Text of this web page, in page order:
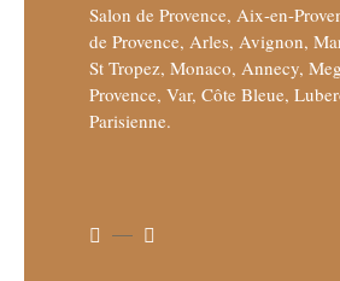
Salon de Provence, Aix-en-
de Provence, Arles, Avignon,
St Tropez, Monaco, Annecy,
Provence, Var, Côte Bleue,
Parisienne.